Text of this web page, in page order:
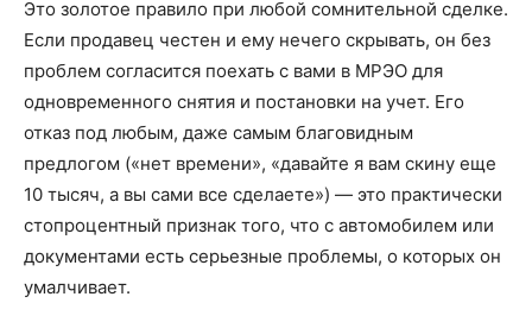
Это золотое правило при любой сомнительной сделке.
Если продавец честен и ему нечего скрывать, он без
проблем согласится поехать с вами в МРЭО для
одновременного снятия и постановки на учет. Его
отказ под любым, даже самым благовидным
предлогом («нет времени», «давайте я вам скину еще
10 тысяч, а вы сами все сделаете») — это практически
стопроцентный признак того, что с автомобилем или
документами есть серьезные проблемы, о которых он
умалчивает.